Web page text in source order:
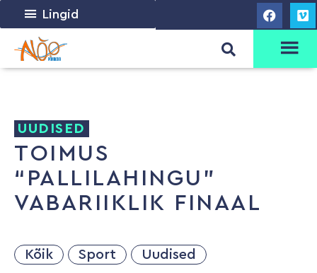
Lingid
UUDISED
TOIMUS
“PALLILAHINGU”
VABARIIKLIK FINAAL
Kõik Sport Uudised